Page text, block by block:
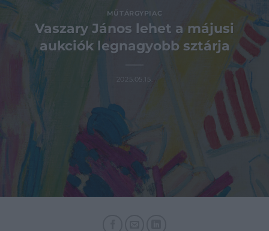
MŰTÁRGYPIAC
Vaszary János lehet a májusi
aukciók legnagyobb sztárja
2025.05.15.